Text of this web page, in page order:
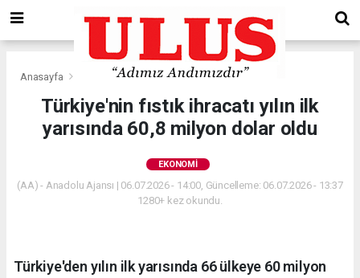
Anasayfa Ekonomi
Türkiye'nin fıstık ihracatı yılın ilk
yarısında 60,8 milyon dolar oldu
EKONOMI
(AA) - Anadolu Ajansı | 06.07.2026 - 14:00, Güncelleme: 06.07.2026 - 13:37
1280+ kez okundu.
Türkiye'den yılın ilk yarısında 66 ülkeye 60 milyon